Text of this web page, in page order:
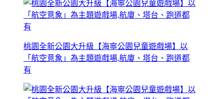
桃園全新公園大升級【海寧公園兒童遊戲場】以
「航空意象」為主題遊戲場,航廈、塔台、跑道都
有